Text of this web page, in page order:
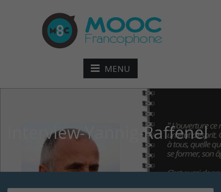
MENU
Interview-Yannig-Raffenel